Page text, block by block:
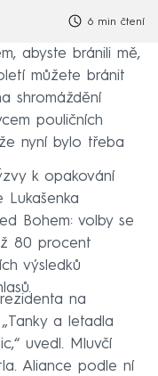
6 min čtení
abyste bránili mě,
můžete bránit
shromáždění
pouličních
nyní bylo třeba
k opakování
Bohem: volby se
80 procent
výsledků
na
a letadla
uvedl. Mluvčí
Aliance podle ní